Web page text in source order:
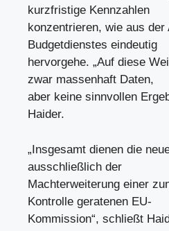
kurzfristige Kennzahlen
konzentrieren, wie aus der
Budgetdienstes eindeutig
hervorgehe. „Auf diese
zwar massenhaft Daten,
aber keine sinnvollen
Haider.
„Insgesamt dienen die
ausschließlich der
Machterweiterung einer
Kontrolle geratenen EU-
Kommission“, schließt